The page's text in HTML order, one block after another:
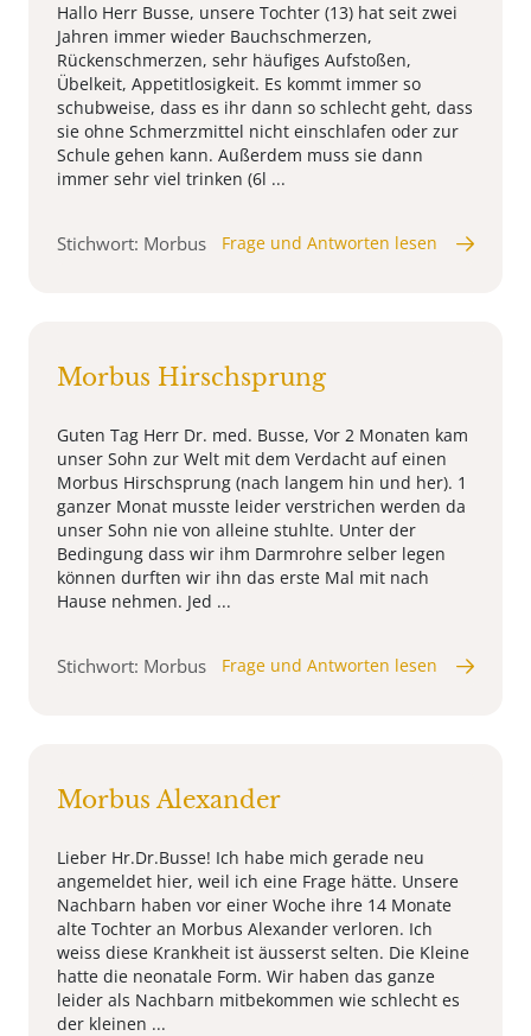
Hallo Herr Busse, unsere Tochter (13) hat seit zwei
Jahren immer wieder Bauchschmerzen,
Rückenschmerzen, sehr häufiges Aufstoßen,
Übelkeit, Appetitlosigkeit. Es kommt immer so
schubweise, dass es ihr dann so schlecht geht, dass
sie ohne Schmerzmittel nicht einschlafen oder zur
Schule gehen kann. Außerdem muss sie dann
immer sehr viel trinken (6l ...
Stichwort: Morbus Frage und Antworten lesen
Morbus Hirschsprung
Guten Tag Herr Dr. med. Busse, Vor 2 Monaten kam
unser Sohn zur Welt mit dem Verdacht auf einen
Morbus Hirschsprung (nach langem hin und her). 1
ganzer Monat musste leider verstrichen werden da
unser Sohn nie von alleine stuhlte. Unter der
Bedingung dass wir ihm Darmrohre selber legen
können durften wir ihn das erste Mal mit nach
Hause nehmen. Jed ...
Stichwort: Morbus Frage und Antworten lesen
Morbus Alexander
Lieber Hr.Dr.Busse! Ich habe mich gerade neu
angemeldet hier, weil ich eine Frage hätte. Unsere
Nachbarn haben vor einer Woche ihre 14 Monate
alte Tochter an Morbus Alexander verloren. Ich
weiss diese Krankheit ist äusserst selten. Die Kleine
hatte die neonatale Form. Wir haben das ganze
leider als Nachbarn mitbekommen wie schlecht es
der kleinen ...